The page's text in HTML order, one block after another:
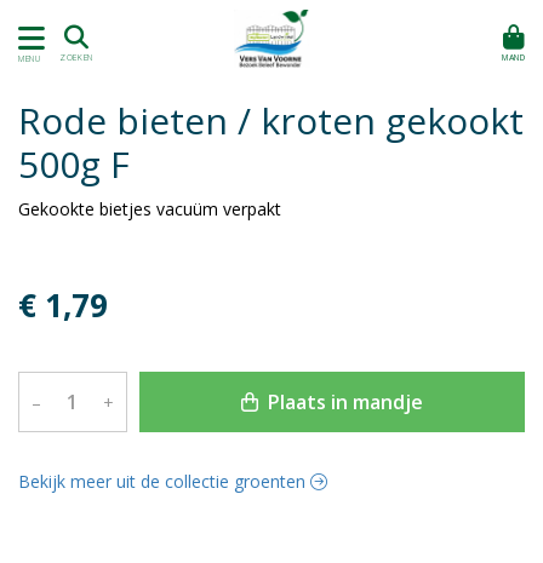
MENU ZOEKEN MAND
Rode bieten / kroten gekookt
500g F
Gekookte bietjes vacuüm verpakt
€ 1,79
– + Plaats in mandje
Bekijk meer uit de collectie groenten